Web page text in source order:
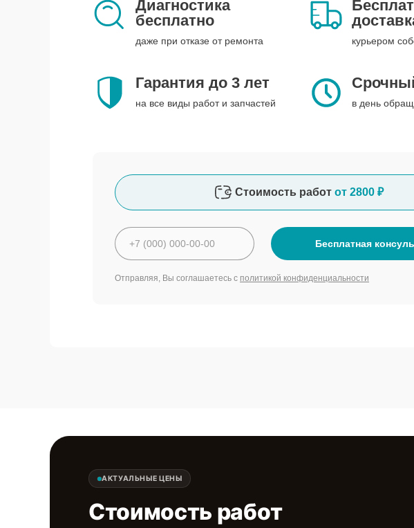
Диагностика
бесплатно
даже при отказе от ремонта курьером
Гарантия до 3 лет
на все виды работ и запчастей в день
Стоимость работ от 2800 ₽
Бесплатная
Отправляя, Вы соглашаетесь с политикой конфиденциальности
АКТУАЛЬНЫЕ ЦЕНЫ
Стоимость работ